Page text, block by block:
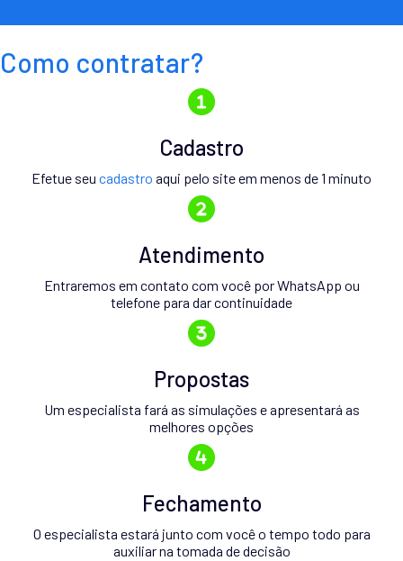
Como contratar?
Cadastro
Efetue seu cadastro aqui pelo site em menos de 1 minuto
Atendimento
Entraremos em contato com você por WhatsApp ou
telefone para dar continuidade
Propostas
Um especialista fará as simulações e apresentará as
melhores opções
Fechamento
O especialista estará junto com você o tempo todo para
auxiliar na tomada de decisão